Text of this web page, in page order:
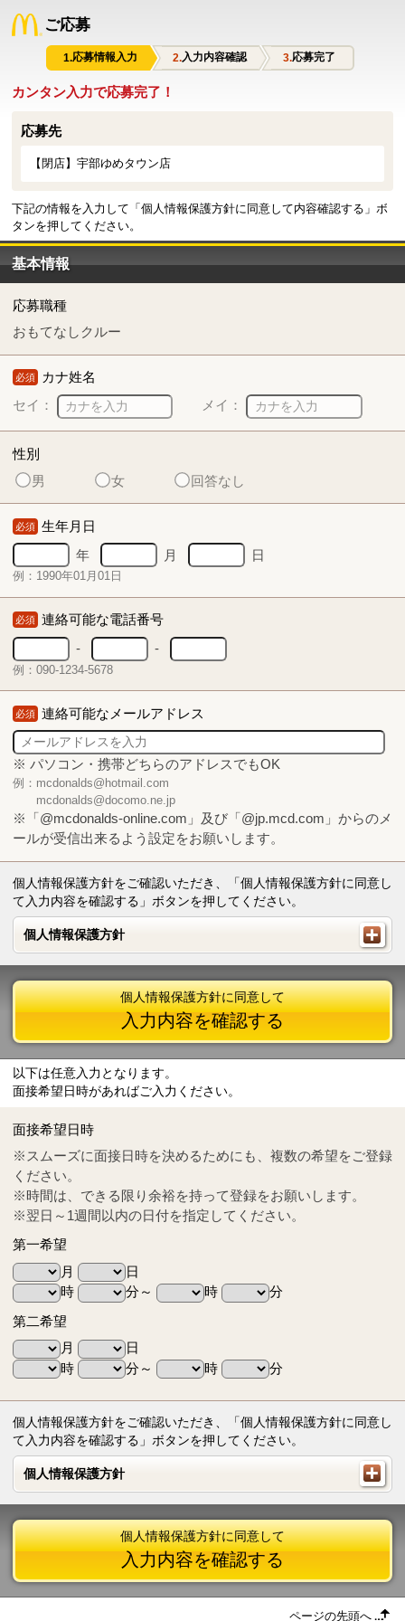
ご応募
応募情報入力 入力内容確認 応募完了
カンタン入力で応募完了！
応募先
【閉店】宇部ゆめタウン店
下記の情報を入力して「個人情報保護方針に同意して内容確認する」ボ
タンを押してください。
基本情報
応募職種
おもてなしクルー
必須 カナ姓名
セイ：
メイ：
性別
男
女 回答なし
必須 生年月日
年
月 日
例：1990年01月01日
必須 連絡可能な電話番号
-
-
例：090-1234-5678
必須 連絡可能なメールアドレス
※ パソコン・携帯どちらのアドレスでもOK
例：mcdonalds@hotmail.com
mcdonalds@docomo.ne.jp
※「@mcdonalds-online.com」及び「@jp.mcd.com」からのメ
ールが受信出来るよう設定をお願いします。
個人情報保護方針をご確認いただき、「個人情報保護方針に同意し
て入力内容を確認する」ボタンを押してください。
個人情報保護方針
個人情報保護方針
Tel
0570-55-0314
個人情報保護方針に同意して
入力内容を確認する
以下は任意入力となります。
面接希望日時があればご入力ください。
面接希望日時
※スムーズに面接日時を決めるためにも、複数の希望をご登録
ください。
※時間は、できる限り余裕を持って登録をお願いします。
※翌日～1週間以内の日付を指定してください。
第一希望
月
日
時
分～ 時
分
第二希望
月
日
時
分～ 時 分
個人情報保護方針をご確認いただき、「個人情報保護方針に同意し
て入力内容を確認する」ボタンを押してください。
個人情報保護方針
個人情報保護方針
個人情報保護方針に同意して
入力内容を確認する
ページの先頭へ